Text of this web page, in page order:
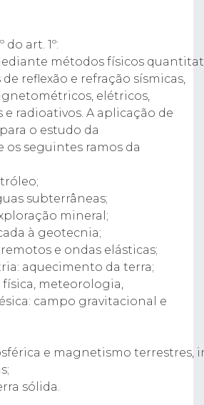
do art. 1º:
métodos físicos
reflexão e refração sísmicas,
elétricos,
radioativos. A aplicação de
o estudo da
seguintes ramos da
subterrâneas;
mineral;
à geotecnia;
e ondas elásticas;
aquecimento da terra;
física, meteorologia,
campo gravitacional e
e magnetismo terrestres,
sólida.